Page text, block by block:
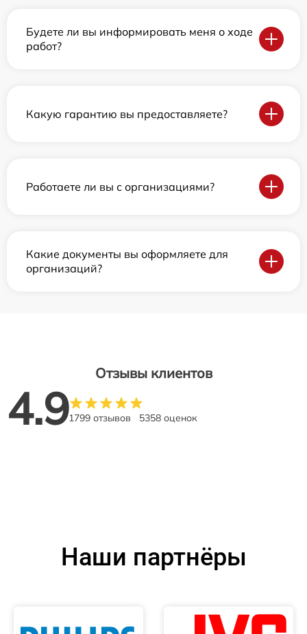
Будете ли вы информировать меня о ходе
работ?
Какую гарантию вы предоставляете?
Работаете ли вы с организациями?
Какие документы вы оформляете для
организаций?
Отзывы клиентов
4.91799 отзывов 5358 оценок
Наши партнёры